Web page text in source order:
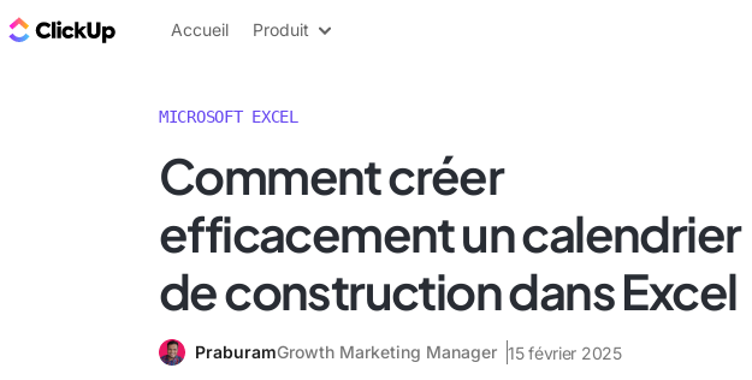
ClickUp Blog
Accueil Produit
MICROSOFT EXCEL
Comment créer
efficacement un calendrier
de construction dans Excel
PraburamGrowth Marketing Manager 15 février 2025